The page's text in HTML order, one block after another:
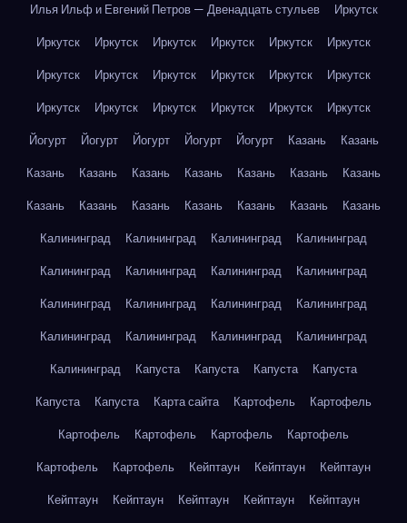
Илья Ильф и Евгений Петров — Двенадцать стульев
Иркутск
Иркутск
Иркутск Иркутск Иркутск Иркутск
Иркутск
Иркутск
Иркутск Иркутск Иркутск Иркутск
Иркутск
Иркутск
Иркутск Иркутск Иркутск Иркутск
Иркутск
Йогурт
Йогурт Йогурт Йогурт Йогурт Казань
Казань
Казань
Казань Казань Казань Казань Казань
Казань
Казань
Казань Казань Казань Казань Казань
Казань
Калининград
Калининград Калининград
Калининград
Калининград
Калининград Калининград
Калининград
Калининград
Калининград Калининград
Калининград
Калининград
Калининград Калининград
Калининград
Калининград
Капуста Капуста Капуста
Капуста
Капуста
Капуста Карта сайта Картофель
Картофель
Картофель
Картофель Картофель
Картофель
Картофель
Картофель Кейптаун Кейптаун
Кейптаун
Кейптаун
Кейптаун Кейптаун Кейптаун
Кейптаун